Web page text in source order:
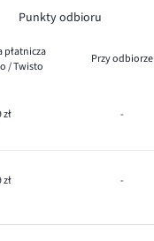
Punkty odbioru
płatnicza
/ Twisto
Przy odbiorze
-
-